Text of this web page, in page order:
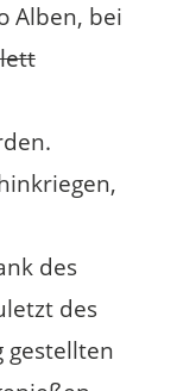
Alben, bei
des
des
gestellten